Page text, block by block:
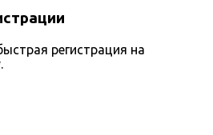
регистрация на